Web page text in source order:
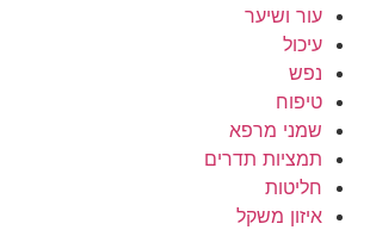
עור ושיער
עיכול
נפש
טיפוח
שמני מרפא
תמציות תדרים
חליטות
איזון משקל